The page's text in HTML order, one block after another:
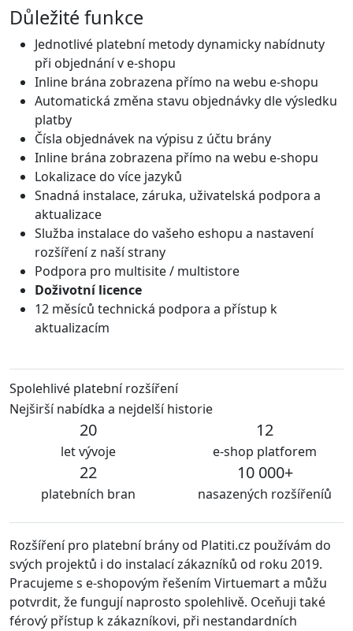
Důležité funkce
Jednotlivé platební metody dynamicky nabídnuty
při objednání v e-shopu
Inline brána zobrazena přímo na webu e-shopu
Automatická změna stavu objednávky dle výsledku
platby
Čísla objednávek na výpisu z účtu brány
Inline brána zobrazena přímo na webu e-shopu
Lokalizace do více jazyků
Snadná instalace, záruka, uživatelská podpora a
aktualizace
Služba instalace do vašeho eshopu a nastavení
rozšíření z naší strany
Podpora pro multisite / multistore
Doživotní licence
12 měsíců technická podpora a přístup k
aktualizacím
Spolehlivé platební rozšíření
Nejširší nabídka a nejdelší historie
20
let vývoje
12
e-shop platforem
22
platebních bran
10 000+
nasazených rozšířeníů
od Platiti.cz používám do
zákazníků od roku 2019.
Virtuemart a můžu
spolehlivě. Oceňuji také
při nestandardních
S rozšíření od platiti.cz jsme
jsou udržovány vždy
technických problémů.
všem jen doporučit.